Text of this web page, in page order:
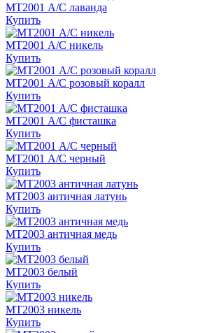
MT2001 А/С лаванда
Купить
MT2001 А/С никель
Купить
MT2001 А/С розовый коралл
Купить
MT2001 А/С фисташка
Купить
MT2001 А/С черный
Купить
MT2003 античная латунь
Купить
MT2003 античная медь
Купить
MT2003 белый
Купить
MT2003 никель
Купить